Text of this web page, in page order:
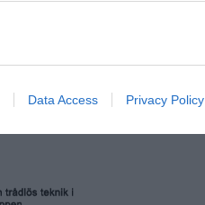
Data Access Privacy Policy